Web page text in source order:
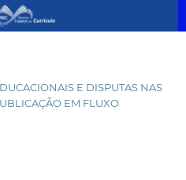
E DISPUTAS NAS
EM FLUXO